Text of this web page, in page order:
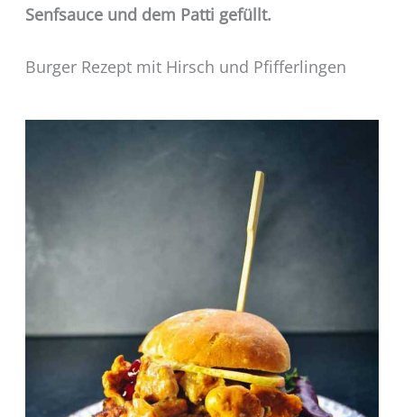
Senfsauce und dem Patti gefüllt.
Burger Rezept mit Hirsch und Pfifferlingen